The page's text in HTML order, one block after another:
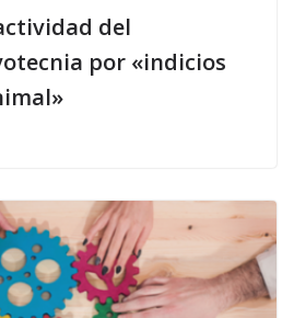
del
por «indicios